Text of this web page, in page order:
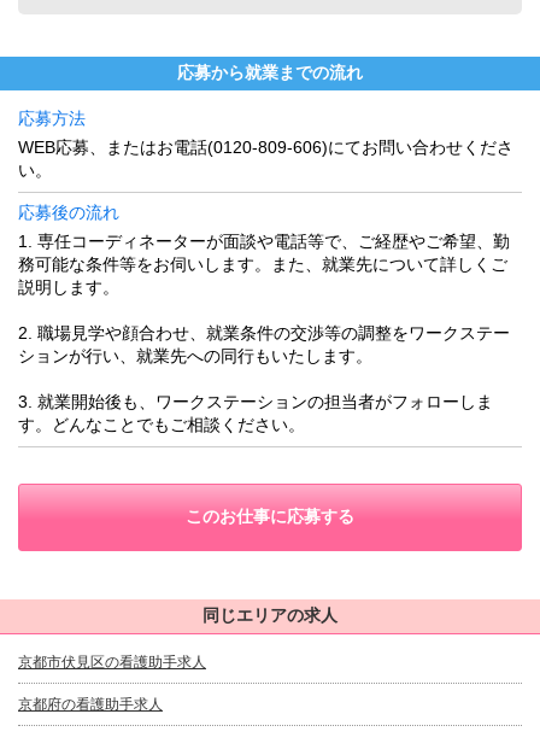
応募から就業までの流れ
応募方法
WEB応募、またはお電話(0120-809-606)にてお問い合わせくださ
い。
応募後の流れ
1. 専任コーディネーターが面談や電話等で、ご経歴やご希望、勤
務可能な条件等をお伺いします。また、就業先について詳しくご
説明します。
2. 職場見学や顔合わせ、就業条件の交渉等の調整をワークステー
ションが行い、就業先への同行もいたします。
3. 就業開始後も、ワークステーションの担当者がフォローしま
す。どんなことでもご相談ください。
このお仕事に応募する
同じエリアの求人
京都市伏見区の看護助手求人
京都府の看護助手求人